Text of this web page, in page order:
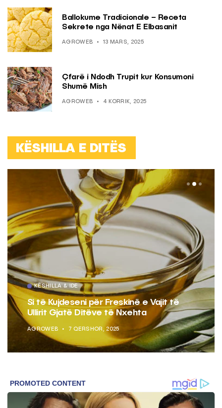
Ballokume Tradicionale – Receta
Sekrete nga Nënat E Elbasanit
AGROWEB 13 MARS, 2025
Çfarë i Ndodh Trupit kur Konsumoni
Shumë Mish
AGROWEB 4 KORRIK, 2025
KËSHILLA E DITËS
KËSHILLA & IDE
Si të Kujdeseni për Freskinë e Vajit të
Ullirit Gjatë Ditëve të Nxehta
AGROWEB 7 QERSHOR, 2025